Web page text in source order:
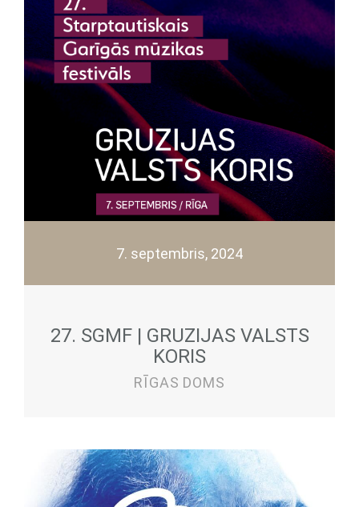
7. septembris, 2024
27. SGMF | GRUZIJAS VALSTS
KORIS
RĪGAS DOMS